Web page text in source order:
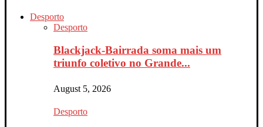
Desporto
Desporto
Blackjack-Bairrada soma mais um
triunfo coletivo no Grande...
August 5, 2026
Desporto